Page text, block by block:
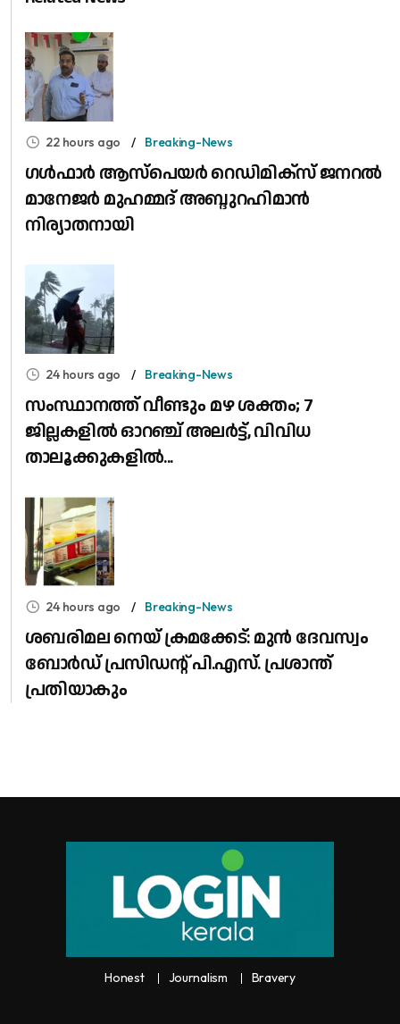
22 hours ago Breaking-News
​ഗൾഫാർ ആസ്പെയർ റെഡിമിക്സ് ജനറൽ
മാനേജർ മുഹമ്മദ് അബ്ദുറഹിമാൻ
നിര്യാതനായി
24 hours ago Breaking-News
സംസ്ഥാനത്ത് വീണ്ടും മഴ ശക്തം; 7
ജില്ലകളിൽ ഓറഞ്ച് അലർട്ട്, വിവിധ
താലൂക്കുകളിൽ...
24 hours ago Breaking-News
ശബരിമല നെയ് ക്രമക്കേട്: മുൻ ദേവസ്വം
ബോർഡ് പ്രസിഡന്റ് പി.എസ്. പ്രശാന്ത്
പ്രതിയാകും
Honest Journalism Bravery